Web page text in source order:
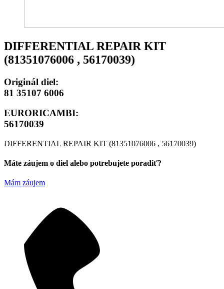
DIFFERENTIAL REPAIR KIT
(81351076006 , 56170039)
Originál diel:
81 35107 6006
EURORICAMBI:
56170039
DIFFERENTIAL REPAIR KIT (81351076006 , 56170039)
Máte záujem o diel alebo potrebujete poradiť?
Mám záujem